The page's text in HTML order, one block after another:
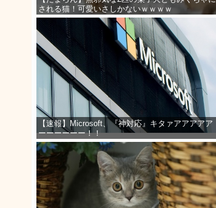
される猫！可愛いさしかないｗｗｗｗ
【速報】Microsoft、『神対応』キタァアアアアア
ーーーーーー！！